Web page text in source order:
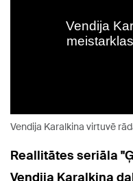
Vendija Karalkina virtuvē
Reallitātes seriāla
Vendija Karalkina